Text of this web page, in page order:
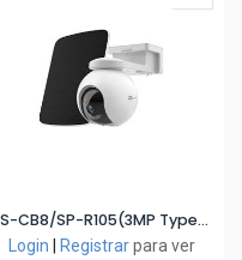
CS-CB8/SP-R105(3MP Type-C)
Login Registrar para ver